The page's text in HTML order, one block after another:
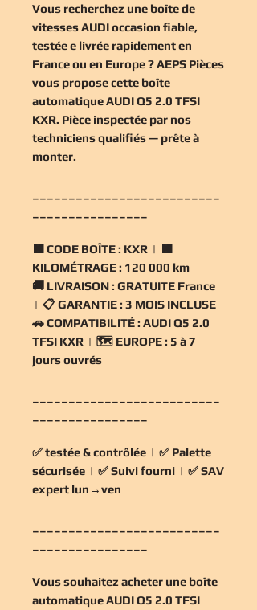
Vous recherchez une boîte de
vitesses AUDI occasion fiable,
testée e livrée rapidement en
France ou en Europe ? AEPS Pièces
vous propose cette boîte
automatique AUDI Q5 2.0 TFSI
KXR. Pièce inspectée par nos
techniciens qualifiés — prête à
monter.
🟧CODE BOÎTE : KXR | 🟧
KILOMÉTRAGE : 120 000 km
🚚 LIVRAISON : GRATUITE France
| 📋 GARANTIE : 3 MOIS INCLUSE
🚗COMPATIBILITÉ : AUDI Q5 2.0
TFSI KXR | 🗺️ EUROPE : 5 à 7
jours ouvrés
✅testée & contrôlée | ✅ Palette
sécurisée | ✅Suivi fourni | ✅SAV
expert lun→ven
Vous souhaitez acheter une boîte
automatique AUDI Q5 2.0 TFSI